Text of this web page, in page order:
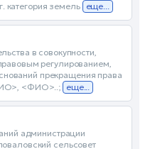
категория земель еще...
в совокупности,
регулированием,
прекращения права
<ФИО>..; еще...
администрации
сельсовет